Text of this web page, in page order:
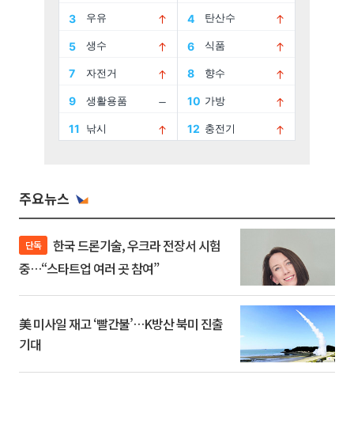
주요뉴스
단독
중…“스타트업 여러 곳 참여”
美 미사일 재고 ‘빨간불’…K방산 북미 진출
기대